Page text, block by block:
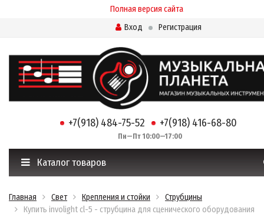
Полная версия сайта
Вход
Регистрация
+7(918) 484-75-52 +7(918) 416-68-80
Пн—Пт 10:00—17:00
Каталог товаров
Главная Свет Крепления и стойки
Струбцины
Купить involight cl-5 - струбцина для сценического оборудования